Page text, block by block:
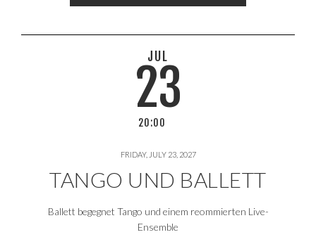
20:00
23
FRIDAY, JULY 23, 2027
TANGO UND BALLETT
Ballett begegnet Tango und einem reommierten Live-
Ensemble
JUL